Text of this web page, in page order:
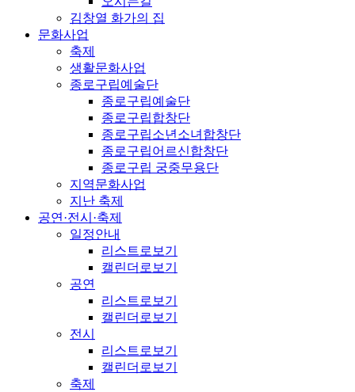
김창열 화가의 집
문화사업
축제
생활문화사업
종로구립예술단
종로구립예술단
종로구립합창단
종로구립소년소녀합창단
종로구립어르신합창단
종로구립 궁중무용단
지역문화사업
지난 축제
공연·전시·축제
일정안내
리스트로보기
캘린더로보기
공연
리스트로보기
캘린더로보기
전시
리스트로보기
캘린더로보기
축제